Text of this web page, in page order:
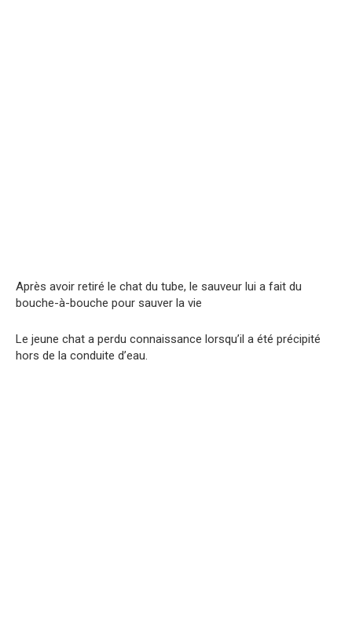
Après avoir retiré le chat du tube, le sauveur lui a fait du
bouche-à-bouche pour sauver la vie
Le jeune chat a perdu connaissance lorsqu’il a été précipité
hors de la conduite d’eau.